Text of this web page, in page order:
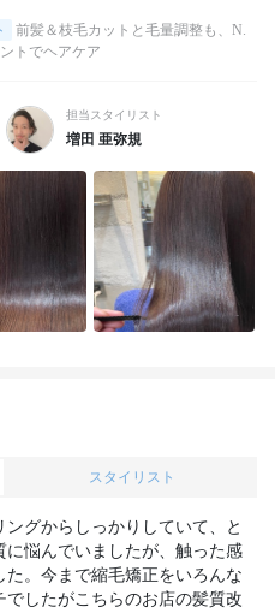
前髪＆枝毛カットと毛量調整も、N.
トでヘアケア
担当スタイリスト
増田 亜弥規
スタイリスト
グからしっかりしていて、と
悩んでいましたが、触った感
た。今まで縮毛矯正をいろんな
したがこちらのお店の髪質改